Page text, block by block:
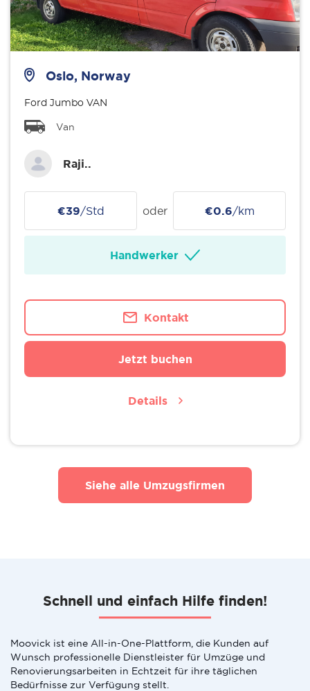
Oslo, Norway
Ford Jumbo VAN
Van
Raji..
€39/Std oder €0.6/km
Handwerker
Kontakt
Jetzt buchen
Details
Siehe alle Umzugsfirmen
Schnell und einfach Hilfe finden!
Moovick ist eine All-in-One-Plattform, die Kunden auf
Wunsch professionelle Dienstleister für Umzüge und
Renovierungsarbeiten in Echtzeit für ihre täglichen
Bedürfnisse zur Verfügung stellt.